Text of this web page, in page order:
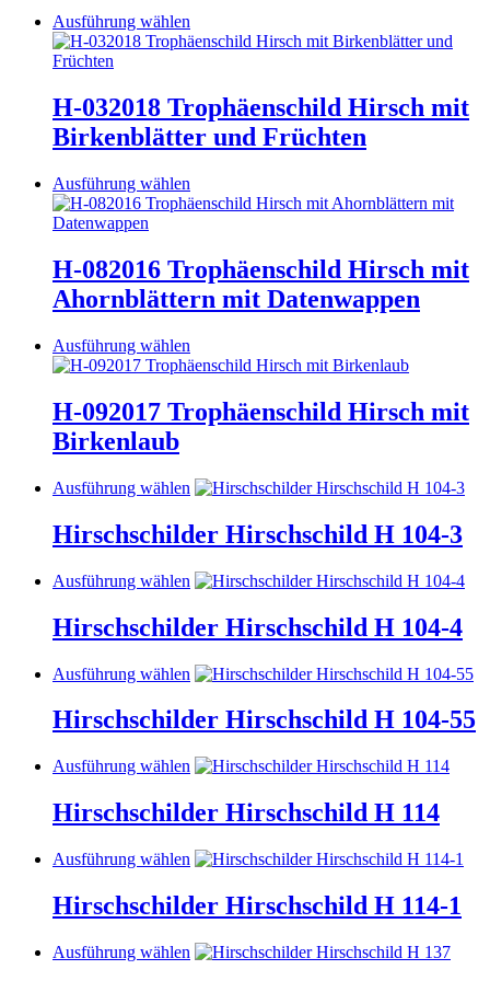
Produktseite
Die
auf
der
Produktseite
Ausführung wählen
Produkt
Varianten
auf.
Die
auf
der
gewählt
werden
H-032018 Trophäenschild Hirsch mit
Birkenblätter und Früchten
Ausführung wählen
Produkt
Varianten
auf.
Die
auf
der
Produktseite
gewählt
H-082016 Trophäenschild Hirsch mit
Ahornblättern mit Datenwappen
Ausführung wählen
Produkt
mehrere
Varianten
Optionen
können
auf
der
gewählt
H-092017 Trophäenschild Hirsch mit
Birkenlaub
Ausführung wählen Dieses
weist
mehrere
auf.
Optionen
können
auf
der
gewählt
Hirschschilder Hirschschild H 104-3
Ausführung wählen Dieses
weist
mehrere
auf.
Optionen
können
auf
der
gewählt
Hirschschilder Hirschschild H 104-4
Ausführung wählen Dieses
weist
mehrere
auf.
Optionen
können
auf
der
gewählt
Hirschschilder Hirschschild H 104-55
Ausführung wählen Dieses
weist
mehrere
auf.
Optionen
können
auf
der
Hirschschilder Hirschschild H 114
Ausführung wählen Dieses
weist
mehrere
auf.
Hirschschilder Hirschschild H 114-1
Ausführung wählen Dieses